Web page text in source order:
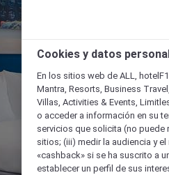
Cookies y datos
En los sitios web de ALL,
Mantra, Resorts, Business
Villas, Activities & Events,
o acceder a información en su
servicios que solicita (no puede
sitios; (iii) medir la audiencia y
«cashback» si se ha suscrito a
establecer un perfil de sus